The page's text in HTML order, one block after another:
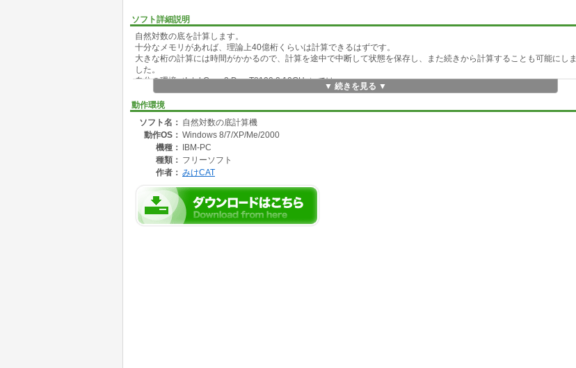
ソフト詳細説明
自然対数の底を計算します。
十分なメモリがあれば、理論上40億桁くらいは計算できるはずです。
大きな桁の計算には時間がかかるので、計算を途中で中断して状態を保存し、また続きから計算することも可能にしま
した。
自分の環境（Intel Core 2 Duo T8100 2.10GHz）では、
10万桁 6秒
100万桁 12分6秒
1000万桁 12時間38分51秒
で計算できました。
▼ 続きを見る ▼
動作環境
ソフト名： 自然対数の底計算機
動作OS： Windows 8/7/XP/Me/2000
機種：
IBM-PC
種類： フリーソフト
作者： みけCAT